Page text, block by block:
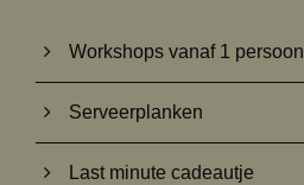
Workshops vanaf 1 persoon
Serveerplanken
Last minute cadeautje